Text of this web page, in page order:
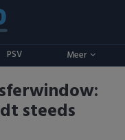
PSV Meer
steeds